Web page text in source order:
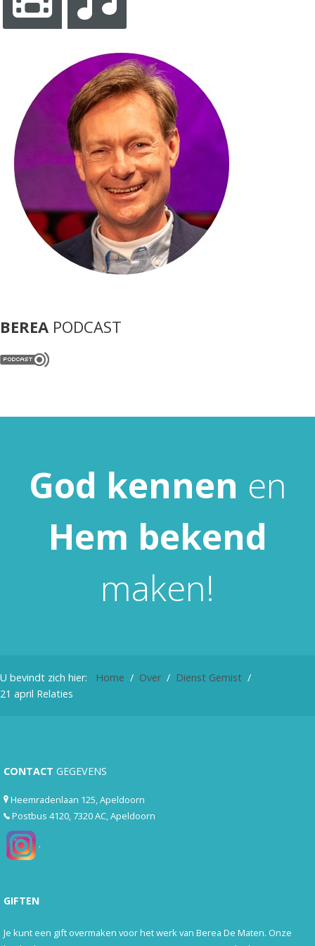
BEREA PODCAST
God kennen en
Hem bekend
maken!
U bevindt zich hier: Home Over
Dienst Gemist
21 april Relaties
CONTACT GEGEVENS
Heemradenlaan 125, Apeldoorn
Postbus 4120, 7320 AC, Apeldoorn
.
GIFTEN
Je kunt een gift overmaken voor het werk van Berea De Maten. Onze